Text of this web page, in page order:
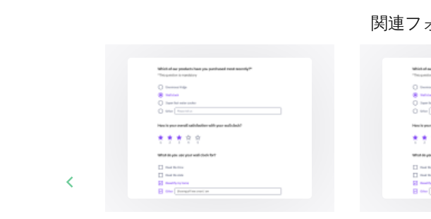
持続
私た
は
い
関連フ
Previous slide